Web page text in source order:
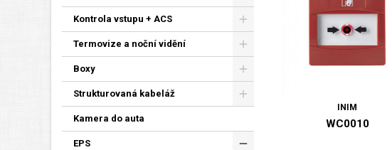
Kontrola vstupu + ACS
Termovize a noční vidění
Boxy
Strukturovaná kabeláž
Kamera do auta
EPS
INIM
WC0010